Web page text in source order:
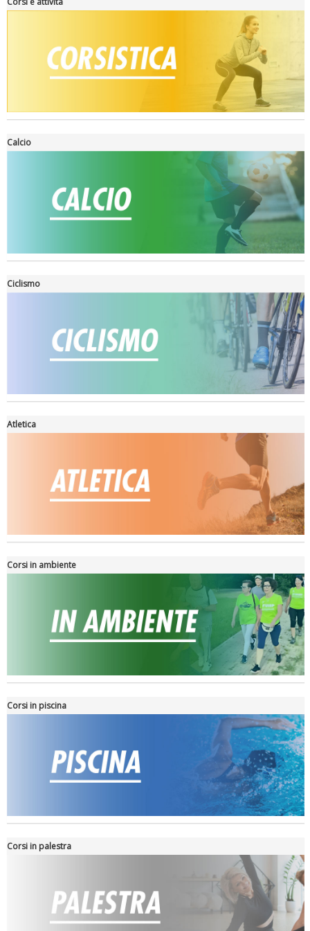
Tiziano Pesce a Radio InBlu2000 traccia il bilancio della stagione
Ddl Lobby, Uisp: “Il Parlamento valorizzi le nostre specificità"
La formazione Uisp rallenta ma prosegue anche in estate
Tiziano Pesce nel Cda di Fondazione Terzjus: prima riunione a
Roma
Calcio
Ciclismo
Atletica
Corsi in ambiente
Corsi in piscina
Corsi in palestra